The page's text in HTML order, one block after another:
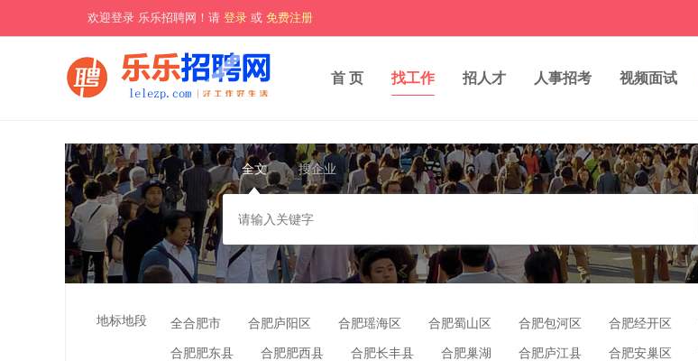
欢迎登录 乐乐招聘网！请 登录 或 免费注册
首 页 找工作 招人才 人事招考 视频面试
全文 搜企业
地标地段 全合肥市 合肥庐阳区 合肥瑶海区 合肥蜀山区 合肥包河区 合肥经开区
合肥肥东县 合肥肥西县 合肥长丰县 合肥巢湖 合肥庐江县 合肥安巢区